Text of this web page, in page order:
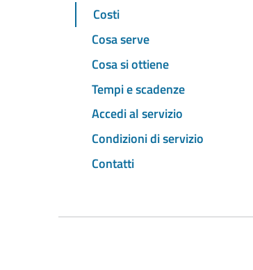
Costi
Cosa serve
Cosa si ottiene
Tempi e scadenze
Accedi al servizio
Condizioni di servizio
Contatti